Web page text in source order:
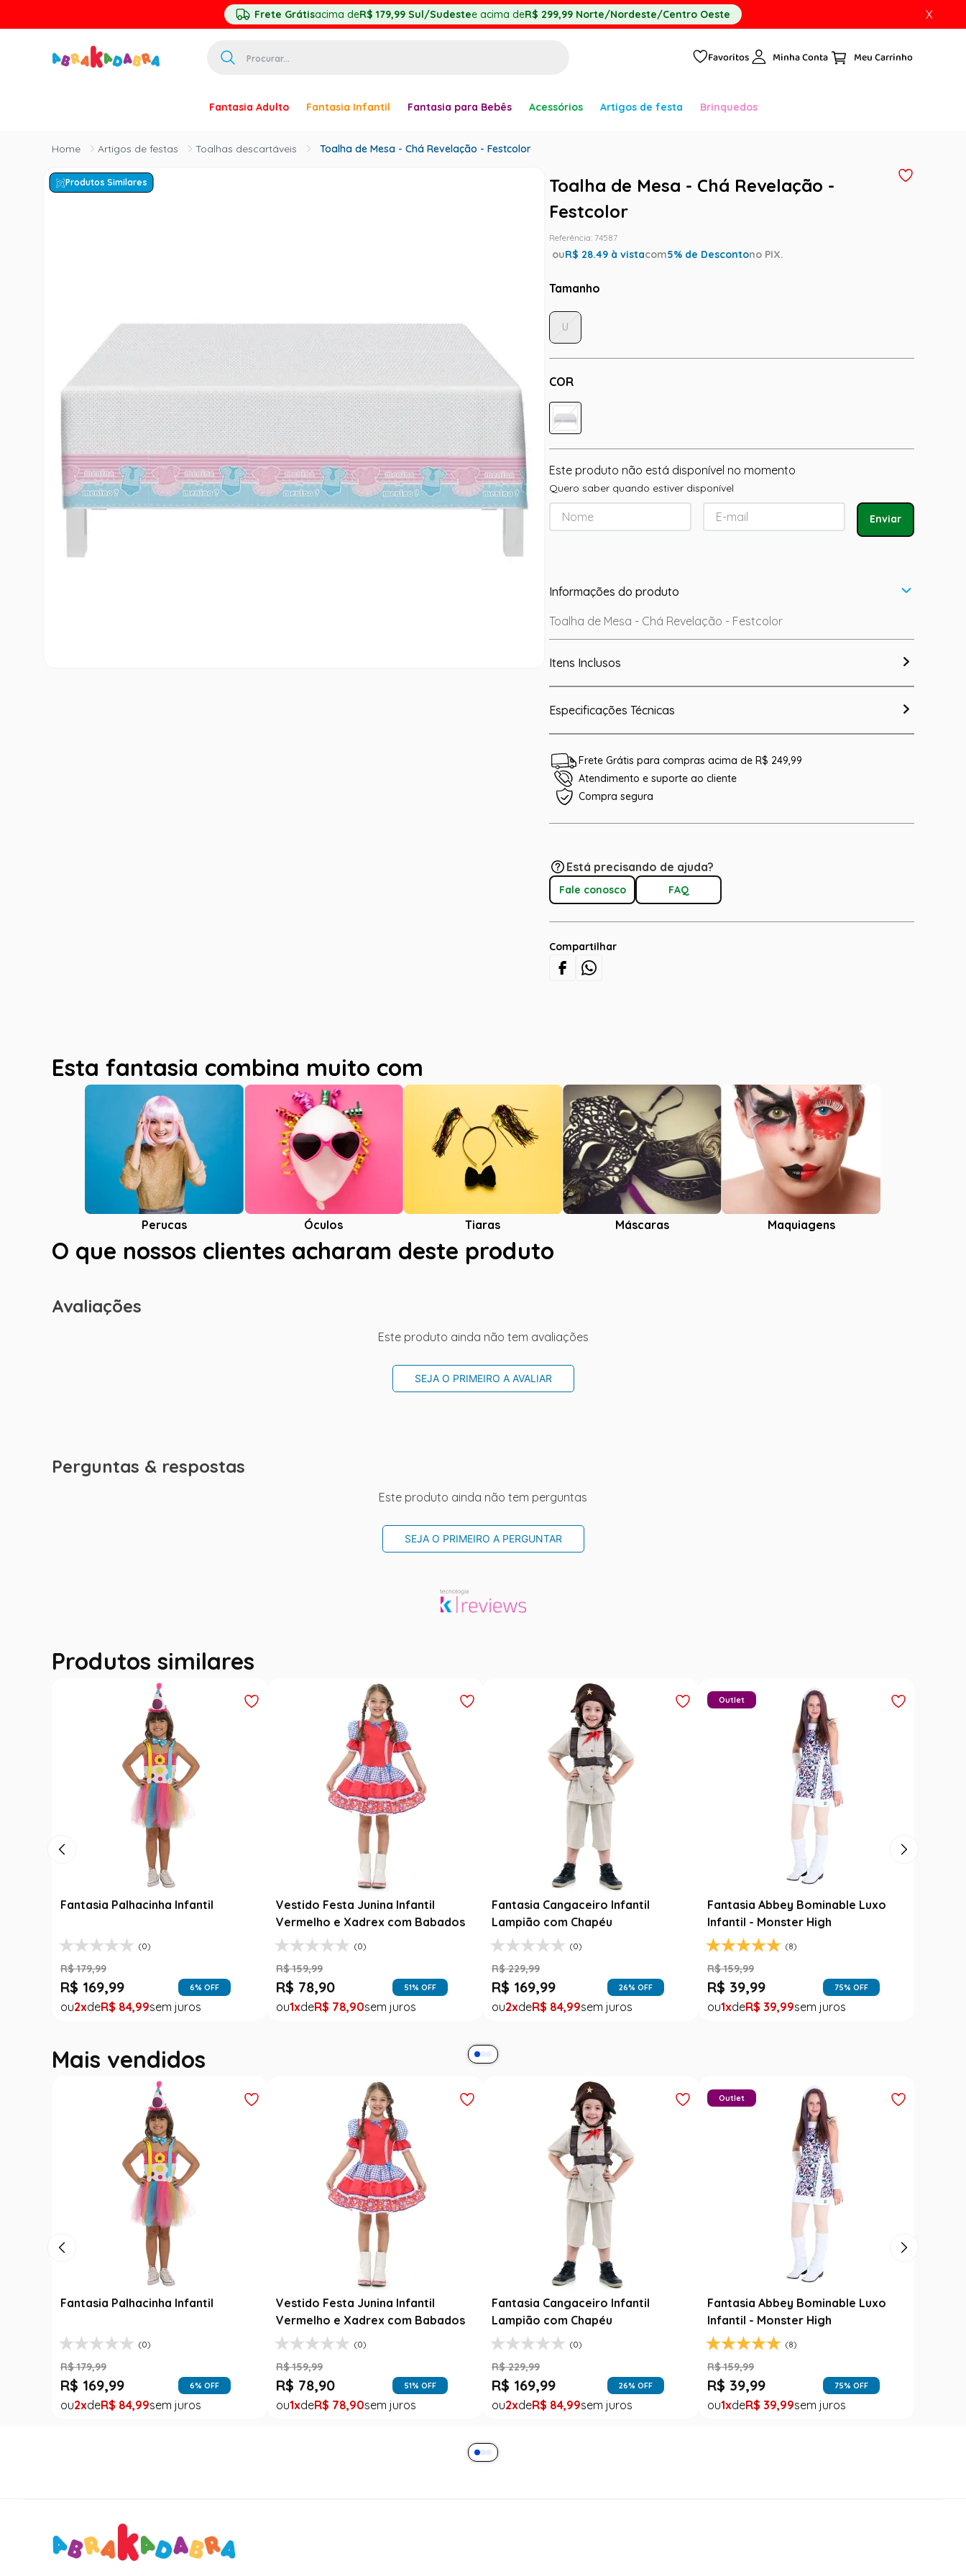
Frete Grátisacima deR$ 179,99 Sul/Sudestee acima deR$ 299,99 Norte/Nordeste/Centro Oeste X
Favoritos Minha Conta
Fantasia Adulto Fantasia Infantil Fantasia para Bebês Acessórios Artigos de festa Brinquedos
Artigos de festas Toalhas descartáveis Toalha de Mesa - Chá Revelação - Festcolor
Produtos Similares
Toalha de Mesa - Chá Revelação -
Festcolor
Referência: 74587
ouR$ 28.49 à vistacom5% de Descontono PIX.
Tamanho
COR
U
Este produto não está disponível no momento
Quero saber quando estiver disponível
Enviar
Informações do produto
Toalha de Mesa - Chá Revelação - Festcolor
Itens Inclusos
Especificações Técnicas
Frete Grátis para compras acima de R$ 249,99
Atendimento e suporte ao cliente
Compra segura
Está precisando de ajuda?
Fale conosco FAQ
Compartilhar
Esta fantasia combina muito com
Perucas Óculos Tiaras Máscaras Maquiagens
O que nossos clientes acharam deste produto
Avaliações
Este produto ainda não tem avaliações
SEJA O PRIMEIRO A AVALIAR
Perguntas & respostas
Este produto ainda não tem perguntas
SEJA O PRIMEIRO A PERGUNTAR
Produtos similares
Fantasia Palhacinha Infantil
(0)
R$ 179,99
R$ 169,99 6% OFF
2 R$ 84,99
Vestido Festa Junina Infantil
Vermelho e Xadrex com Babados
(0)
R$ 159,99
R$ 78,90 51% OFF
1 R$ 78,90
Fantasia Cangaceiro Infantil
Lampião com Chapéu
(0)
R$ 229,99
R$ 169,99 26% OFF
2 R$ 84,99
Fantasia Abbey Bominable Luxo
Infantil - Monster High
(8)
Outlet
R$ 159,99
R$ 39,99 75% OFF
1 R$ 39,99
Mais vendidos
Fantasia Palhacinha Infantil
(0)
R$ 179,99
R$ 169,99 6% OFF
2 R$ 84,99
Vestido Festa Junina Infantil
Vermelho e Xadrex com Babados
(0)
R$ 159,99
R$ 78,90 51% OFF
1 R$ 78,90
Fantasia Cangaceiro Infantil
Lampião com Chapéu
(0)
R$ 229,99
R$ 169,99 26% OFF
2 R$ 84,99
Fantasia Abbey Bominable Luxo
Infantil - Monster High
(8)
Outlet
R$ 159,99
R$ 39,99 75% OFF
1 R$ 39,99
princesa